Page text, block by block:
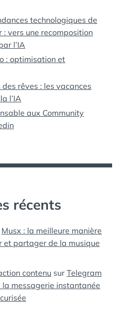
technologiques de
: vers une recomposition
l’IA
: optimisation et
rêves : les vacances
l’IA
aux Community
récents
Musx : la meilleure manière
et partager de la musique
contenu sur Telegram
la messagerie instantanée